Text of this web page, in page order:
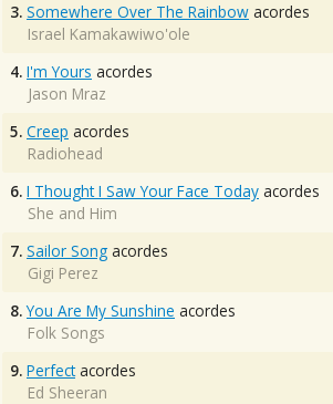
3. Somewhere Over The Rainbow acordes
Israel Kamakawiwo'ole
4. I'm Yours acordes
Jason Mraz
5. Creep acordes
Radiohead
6. I Thought I Saw Your Face Today acordes
She and Him
7. Sailor Song acordes
Gigi Perez
8. You Are My Sunshine acordes
Folk Songs
9. Perfectacordes
Ed Sheeran